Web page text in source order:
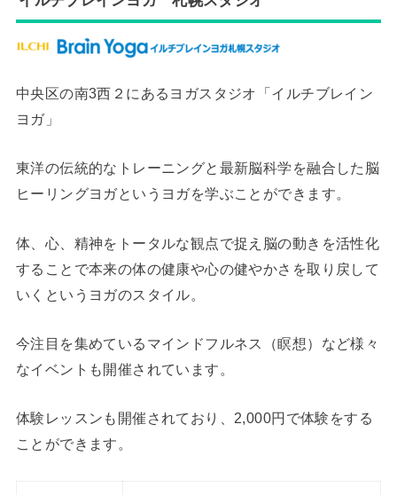
中央区の南3西２にあるヨガスタジオ「イルチブレイン
ヨガ」
東洋の伝統的なトレーニングと最新脳科学を融合した脳
ヒーリングヨガというヨガを学ぶことができます。
体、心、精神をトータルな観点で捉え脳の動きを活性化
することで本来の体の健康や心の健やかさを取り戻して
いくというヨガのスタイル。
今注目を集めているマインドフルネス（瞑想）など様々
なイベントも開催されています。
体験レッスンも開催されており、2,000円で体験をする
ことができます。